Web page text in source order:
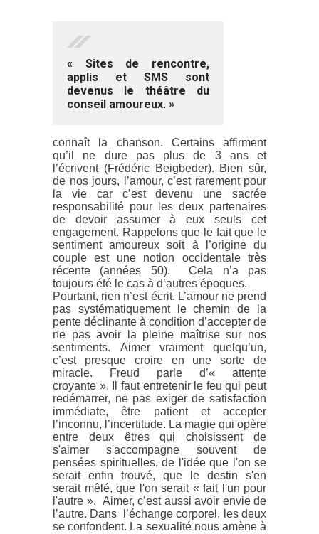
« Sites de rencontre,
applis et SMS sont
devenus le théâtre du
conseil amoureux. »
connaît la chanson. Certains affirment
qu’il ne dure pas plus de 3 ans et
l’écrivent (Frédéric Beigbeder). Bien sûr,
de nos jours, l’amour, c’est rarement pour
la vie car c’est devenu une sacrée
responsabilité pour les deux partenaires
de devoir assumer à eux seuls cet
engagement. Rappelons que le fait que le
sentiment amoureux soit à l’origine du
couple est une notion occidentale très
récente (années 50). Cela n’a pas
toujours été le cas à d’autres époques.
Pourtant, rien n’est écrit. L’amour ne prend
pas systématiquement le chemin de la
pente déclinante à condition d’accepter de
ne pas avoir la pleine maîtrise sur nos
sentiments. Aimer vraiment quelqu’un,
c’est presque croire en une sorte de
miracle. Freud parle d’« attente
croyante ». Il faut entretenir le feu qui peut
redémarrer, ne pas exiger de satisfaction
immédiate, être patient et accepter
l’inconnu, l’incertitude. La magie qui opère
entre deux êtres qui choisissent de
s'aimer s'accompagne souvent de
pensées spirituelles, de l'idée que l'on se
serait enfin trouvé, que le destin s'en
serait mêlé, que l'on serait « fait l'un pour
l'autre ». Aimer, c’est aussi avoir envie de
l’autre. Dans l’échange corporel, les deux
se confondent. La sexualité nous amène à